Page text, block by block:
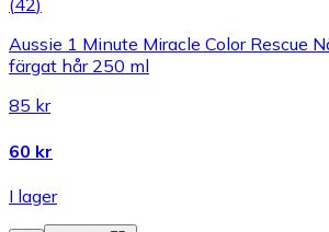
(42)
Aussie 1 Minute Miracle Color Rescue
färgat hår 250 ml
85 kr
60 kr
I lager